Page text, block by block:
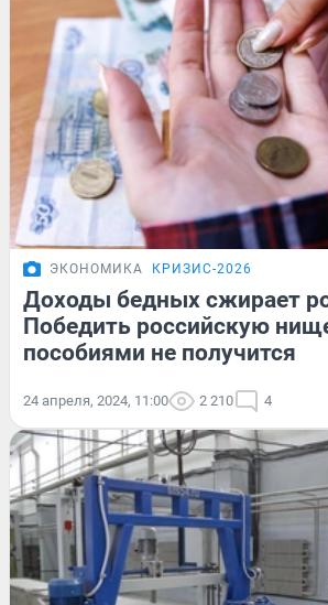
ЭКОНОМИКА КРИЗИС-2026
Доходы бедных сжирает
Победить российскую
пособиями не получится
24 апреля, 2024, 11:00 2 210 4